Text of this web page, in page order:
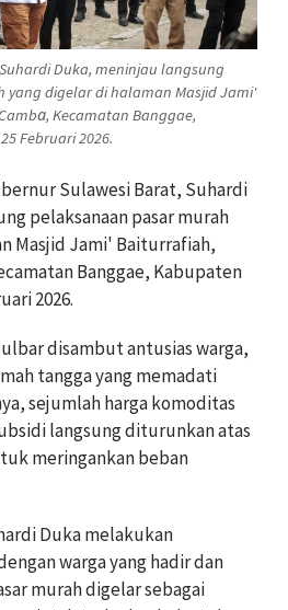
Duka, meninjau langsung
yang digelar di halaman Masjid Jami'
Kecamatan Banggae,
Februari 2026.
Sulawesi Barat, Suhardi
pelaksanaan pasar murah
Masjid Jami' Baiturrafiah,
Banggae, Kabupaten
2026.
disambut antusias warga,
tangga yang memadati
sejumlah harga komoditas
langsung diturunkan atas
meringankan beban
Duka melakukan
warga yang hadir dan
murah digelar sebagai